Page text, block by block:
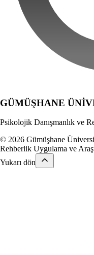
GÜMÜŞHANE
Psikolojik Danışmanlık ve
© 2026 Gümüşhane
Rehberlik Uygulama ve
Yukarı dön